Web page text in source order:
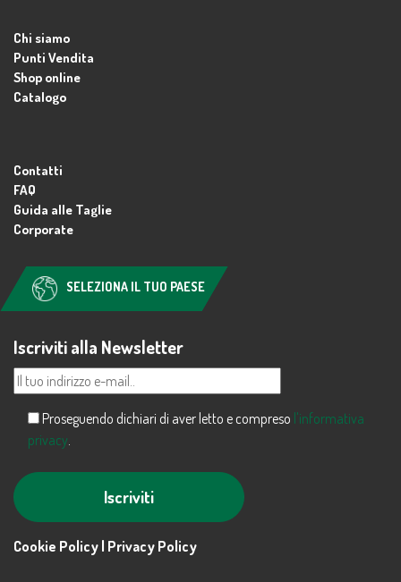
Chi siamo
Punti Vendita
Shop online
Catalogo
Contatti
FAQ
Guida alle Taglie
Corporate
SELEZIONA IL TUO PAESE
Iscriviti alla Newsletter
Proseguendo dichiari di aver letto e compreso l'informativa
privacy.
Alternative:
Cookie Policy | Privacy Policy